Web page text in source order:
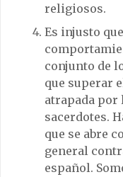
religiosos.
Es injusto
conjunto de
que superar
atrapada por
sacerdotes.
que se abre
general
español.